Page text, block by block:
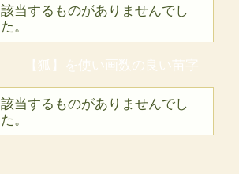
該当するものがありませんでし
た。
【狐】を使い画数の良い苗字
該当するものがありませんでし
た。